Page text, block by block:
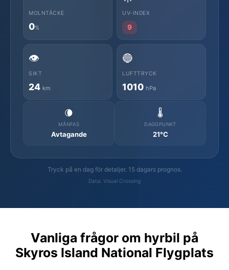
MOLNTÄCKE
0%
UV-INDEX
9
👁️
SIKT
24 km
🔵
LUFTTRYCK
1010 hPa
🌘
MÅNFAS
Avtagande
🌡️
DAGGPUNKT
21°C
Tryck på en dag för detaljer. 15 dagars prognos.
Data: Visual Crossing
Vanliga frågor om hyrbil på
Skyros Island National Flygplats